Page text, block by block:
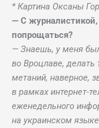
* Картина Оксаны
— С
попрощаться?
— Знаешь, у меня
во Вроцлаве, делать
метаний, наверное,
в рамках интернет-
еженедельного
на украинском